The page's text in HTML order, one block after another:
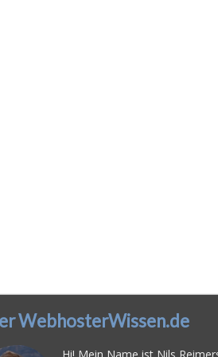
WebhosterWissen.de